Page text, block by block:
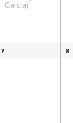
García)
7 8